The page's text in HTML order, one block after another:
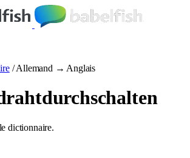
/ Allemand → Anglais
dictionnaire.